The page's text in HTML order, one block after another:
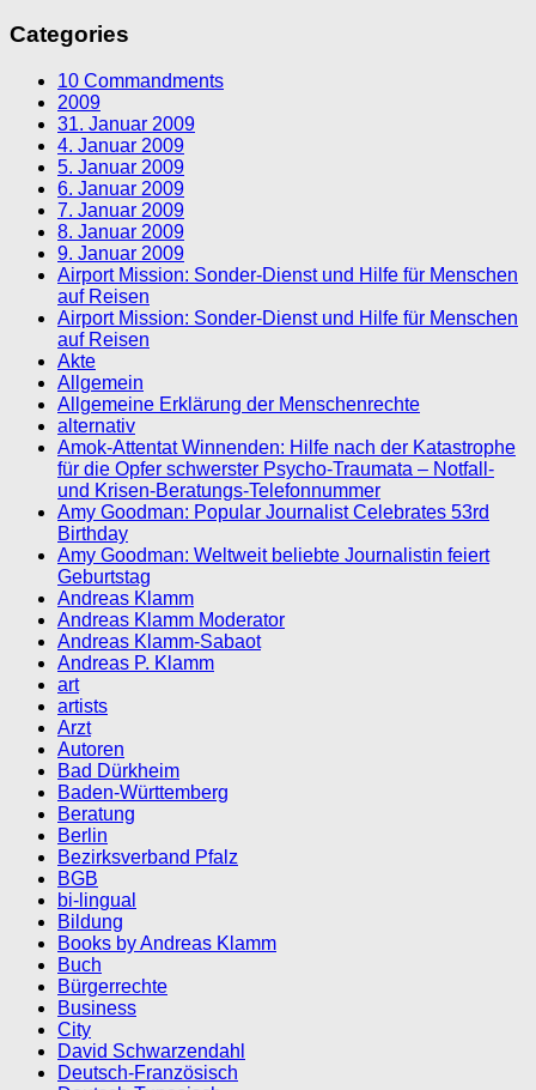
Categories
10 Commandments
2009
31. Januar 2009
4. Januar 2009
5. Januar 2009
6. Januar 2009
7. Januar 2009
8. Januar 2009
9. Januar 2009
Airport Mission: Sonder-Dienst und Hilfe für Menschen
auf Reisen
Airport Mission: Sonder-Dienst und Hilfe für Menschen
auf Reisen
Akte
Allgemein
Allgemeine Erklärung der Menschenrechte
alternativ
Amok-Attentat Winnenden: Hilfe nach der Katastrophe
für die Opfer schwerster Psycho-Traumata – Notfall-
und Krisen-Beratungs-Telefonnummer
Amy Goodman: Popular Journalist Celebrates 53rd
Birthday
Amy Goodman: Weltweit beliebte Journalistin feiert
Geburtstag
Andreas Klamm
Andreas Klamm Moderator
Andreas Klamm-Sabaot
Andreas P. Klamm
art
artists
Arzt
Autoren
Bad Dürkheim
Baden-Württemberg
Beratung
Berlin
Bezirksverband Pfalz
BGB
bi-lingual
Bildung
Books by Andreas Klamm
Buch
Bürgerrechte
Business
City
David Schwarzendahl
Deutsch-Französisch